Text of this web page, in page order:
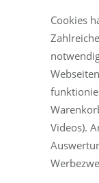
Cookies
Videos).